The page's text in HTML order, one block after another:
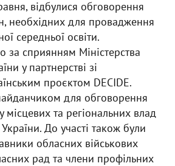
відбулися обговорення
необхідних для провадження
середньої освіти.
за сприянням Міністерства
у партнерстві зі
проєктом DECIDE.
для обговорення
місцевих та регіональних влад
До участі також були
обласних військових
рад та члени профільних